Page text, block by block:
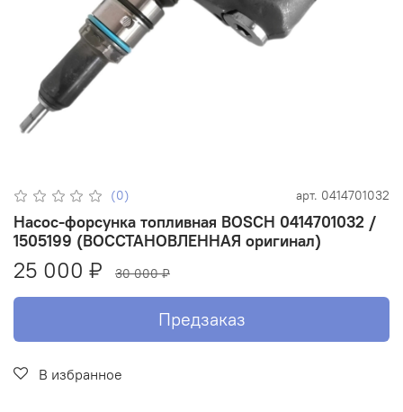
(0) арт. 0414701032
Насос-форсунка топливная BOSCH 0414701032 /
1505199 (ВОССТАНОВЛЕННАЯ оригинал)
25 000 ₽ 30 000 ₽
Предзаказ
В избранное